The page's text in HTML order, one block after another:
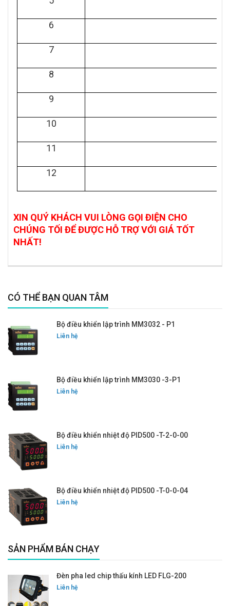
6
7
8
9
10
11
12
XIN QUÝ KHÁCH VUI LÒNG GỌI ĐIỆN CHO
CHÚNG TỐI ĐỂ ĐƯỢC HỖ TRỢ VỚI GIÁ TỐT
NHẤT!
CÓ THỂ BẠN QUAN TÂM
Bộ điều khiển lập trình MM3032 - P1
Liên hệ
Bộ điều khiển lập trình MM3030 -3-P1
Liên hệ
Bộ điều khiển nhiệt độ PID500 -T-2-0-00
Liên hệ
Bộ điều khiển nhiệt độ PID500 -T-0-0-04
Liên hệ
SẢN PHẨM BÁN CHẠY
Đèn pha led chip thấu kính LED FLG-200
Liên hệ